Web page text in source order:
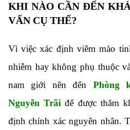
KHI NÀO CẦN ĐẾN
VẤN CỤ THỂ?
Vì việc xác định viêm mào
nhiễm hay không phụ thuộc
nam giới nên đến Phòng
Nguyễn Trãi để được thăm
định chính xác nguyên nhân.